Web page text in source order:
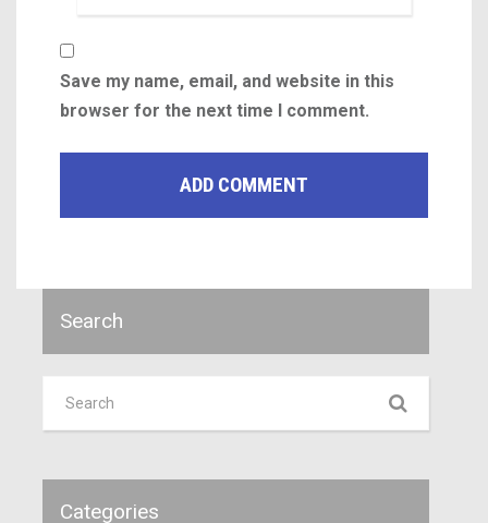
Save my name, email, and website in this
browser for the next time I comment.
Search
Categories